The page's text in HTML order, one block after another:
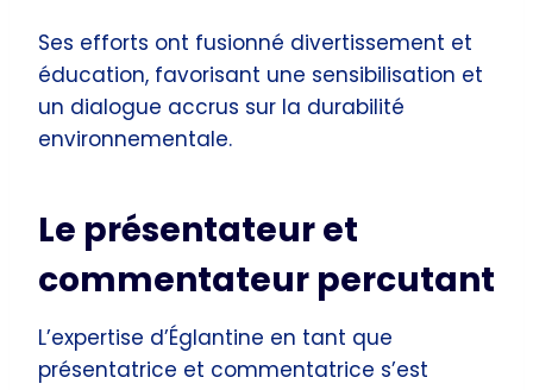
Ses efforts ont fusionné divertissement et
éducation, favorisant une sensibilisation et
un dialogue accrus sur la durabilité
environnementale.
Le présentateur et
commentateur percutant
L’expertise d’Églantine en tant que
présentatrice et commentatrice s’est